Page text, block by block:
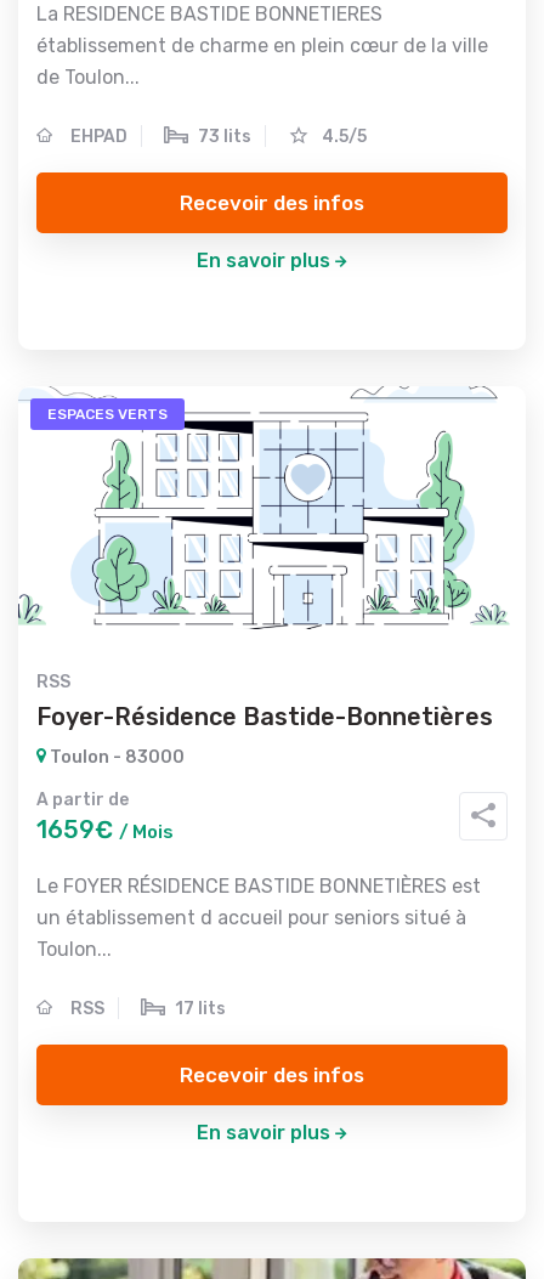
La RESIDENCE BASTIDE BONNETIERES
établissement de charme en plein cœur de la ville
de Toulon...
EHPAD 73 lits 4.5/5
Recevoir des infos
En savoir plus
ESPACES VERTS
RSS
Foyer-Résidence Bastide-Bonnetières
Toulon - 83000
A partir de
1659€ / Mois
Le FOYER RÉSIDENCE BASTIDE BONNETIÈRES est
un établissement d accueil pour seniors situé à
Toulon...
RSS 17 lits
Recevoir des infos
En savoir plus